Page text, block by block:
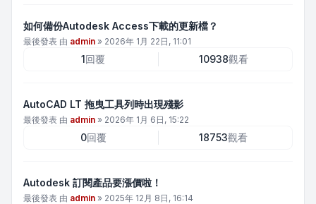
如何備份Autodesk Access下載的更新檔？
最後發表 由 admin » 2026年 1月 22日, 11:01
1回覆 10938觀看
AutoCAD LT 拖曳工具列時出現殘影
最後發表 由 admin » 2026年 1月 6日, 15:22
0回覆 18753觀看
Autodesk 訂閱產品要漲價啦！
最後發表 由 admin » 2025年 12月 8日, 16:14